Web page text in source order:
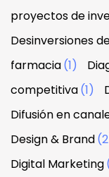
proyectos de
Desinversiones
farmacia(1)
competitiva(1)
Difusión en
Design & Brand
Digital Marketing